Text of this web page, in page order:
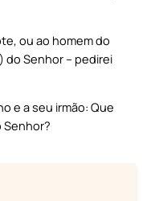
ou ao homem do
do Senhor – pedirei
e a seu irmão: Que
Senhor?